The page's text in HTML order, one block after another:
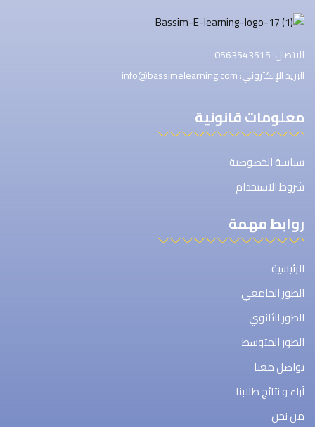
للاتصال: 0563543515
البريد الإلكتروني: info@bassimelearning.com
معلومات قانونية
سياسة الخصوصية
شروط الاستخدام
روابط مهمة
الرئيسية
الطور الجامعي
الطور الثانوي
الطور المتوسط
تواصل معنا
آراء و نتائج طلابنا
من نحن